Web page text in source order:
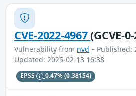
CVE-2022-4967(GCVE-
Vulnerability from nvd – Published:
Updated: 2025-02-13 16:38
EPSS 0.47%(0.38154)